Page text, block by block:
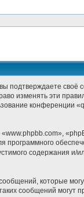
подтверждаете своё
изменять эти
конференции
программного
содержания и/
которые
сообщений могут